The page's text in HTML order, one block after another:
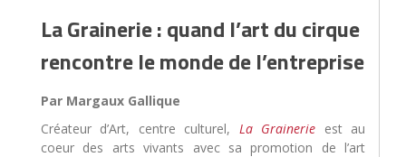
La Grainerie : quand l’art du cirque
rencontre le monde de l’entreprise
Par Margaux Gallique
Créateur d’Art, centre culturel, La Grainerie est au
coeur des arts vivants avec sa promotion de l’art